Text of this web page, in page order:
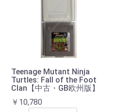
Teenage Mutant Ninja
Turtles: Fall of the Foot
Clan【中古・GB欧州版】
￥10,780